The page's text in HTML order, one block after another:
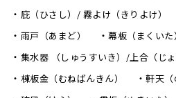
庇（ひさし）/ 霧よけ（きりよけ）
雨戸（あまど）
幕板（まくいた）
集水器 （しゅうすいき）/上合（じょ
棟板金（むねばんきん）
軒天（